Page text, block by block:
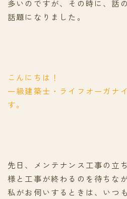
多いのですが、その時に、話
話題になりました。
こんにちは！
一級建築士・ライフオーガナ
す。
先日、メンテナンス工事の立
様と工事が終わるのを待ちな
私がお伺いするときは、いつ